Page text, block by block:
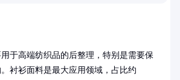
用于高端纺织品的后整理，特别是需要保
衬衫面料是最大应用领域，占比约